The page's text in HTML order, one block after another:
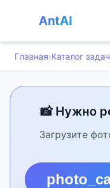
AntAI
Главная›Каталог задач
📸 Нужно
Загрузите